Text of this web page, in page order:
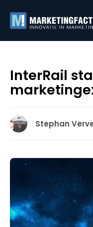
InterRail
Stephan